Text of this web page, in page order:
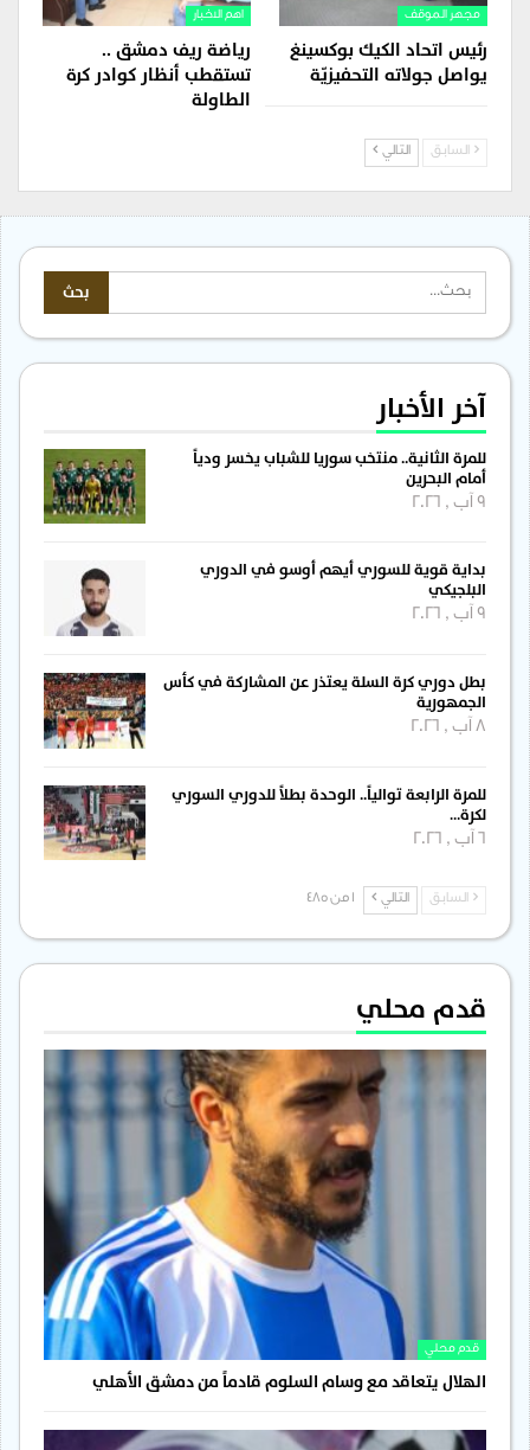
مجهر الموقف
رئيس اتحاد الكيك بوكسينغ
يواصل جولاته التحفيزيّة
اهم الاخبار
رياضة ريف دمشق ..
تستقطب أنظار كوادر كرة
الطاولة
السابق التالي
آخر الأخبار
للمرة الثانية.. منتخب سوريا للشباب يخسر ودياً
أمام البحرين
بداية قوية للسوري أيهم أوسو في الدوري
البلجيكي
بطل دوري كرة السلة يعتذر عن المشاركة في كأس
الجمهورية
للمرة الرابعة توالياً.. الوحدة بطلاً للدوري السوري
لكرة…
السابق التالي
قدم محلي
قدم محلي
الهلال يتعاقد مع وسام السلوم قادماً من دمشق الأهلي